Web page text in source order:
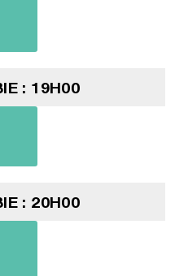
: 19H00
: 20H00